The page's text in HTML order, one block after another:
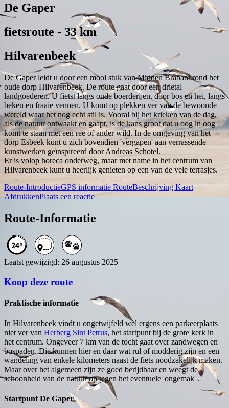
De Gaper
fietsroute - 33 km
Hilvarenbeek
De Gaper leidt u door een mooi stuk van Midden Brabant rond het
oude dorp Hilvarenbeek. De route gaat door een drietal
landgoederen. U fietst langs oude boerderijen, door bos en hei, langs
beken en fraaie vennen. U komt op plekken ver van de bewoonde
wereld waar het nog echt stil is. Vooral bij het krieken van de dag,
als de natuur ontwaakt en gaapt, is de kans groot dat u oog in oog
komt te staan met een ree of ander wild. In de omgeving van het
dorp Esbeek kunt u zich bovendien 'vergapen' aan verrassende
kunstwerken geïnspireerd door Andreas Schotel.
Er is volop horeca onderweg, maar met name in het centrum van
Hilvarenbeek kunt u heerlijk genieten op een van de vele terrasjes.
Route-IntroductieGPS informatie RouteBeschrijving Kaart
AfdrukkenPlaats een reactie
Route-Informatie
Laatst gewijzigd: 26 augustus 2025
Koop deze route
Praktische informatie
In Hilvarenbeek vindt u ongetwijfeld wel ergens een parkeerplaats
niet ver van Herberg Sint Petrus, het startpunt bij de grote kerk in
het centrum. Ongeveer 7 km van de tocht gaat over zandwegen en
bospaden. Die kunnen hier en daar wat rul of modderig zijn en een
wandeling van enkele kilometers naast de fiets noodzakelijk maken.
Maar over het algemeen zijn ze goed berijdbaar en weegt de
schoonheid van de natuur op tegen het eventuele 'ongemak' .
Startpunt De Gaper